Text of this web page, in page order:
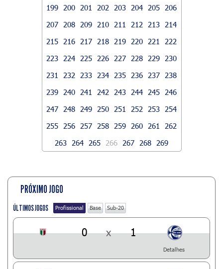
199
200 201 202 203 204 205
206
207
208 209 210 211 212 213
214
215
216 217 218 219 220 221
222
223
224 225 226 227 228 229
230
231
232 233 234 235 236 237
238
239
240 241 242 243 244 245
246
247
248 249 250 251 252 253
254
255
256 257 258 259 260 261
262
263
264 265 266 267 268 269
PRÓXIMO JOGO
ÚLTIMOS JOGOS Profissional Base Sub-20
0 x 1
Detalhes